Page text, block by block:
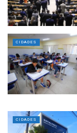
CIDADES
CIDADES